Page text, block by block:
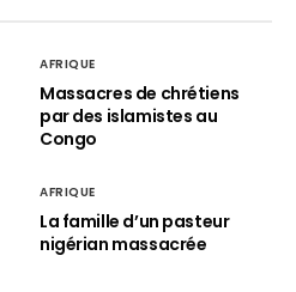
AFRIQUE
Massacres de chrétiens
par des islamistes au
Congo
AFRIQUE
La famille d’un pasteur
nigérian massacrée